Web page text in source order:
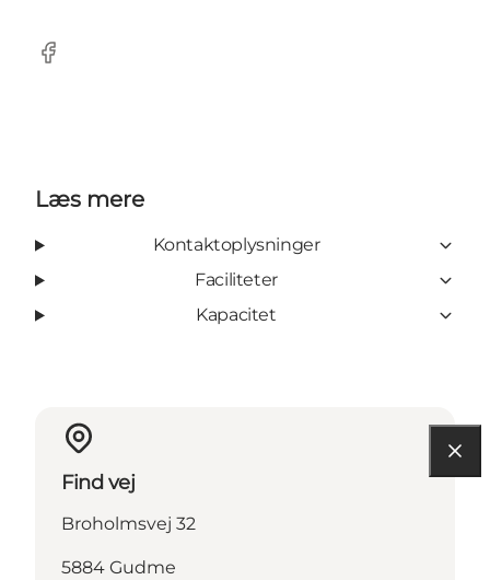
Facebook
Læs mere
Kontaktoplysninger
Faciliteter
Kapacitet
Find vej
Broholmsvej 32
5884 Gudme